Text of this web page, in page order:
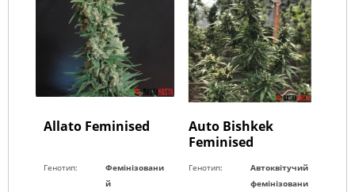
Allato Feminised
Генотип:
Фемінізовани
й
Auto Bishkek
Feminised
Генотип:
Автоквітучий
фемінізовани